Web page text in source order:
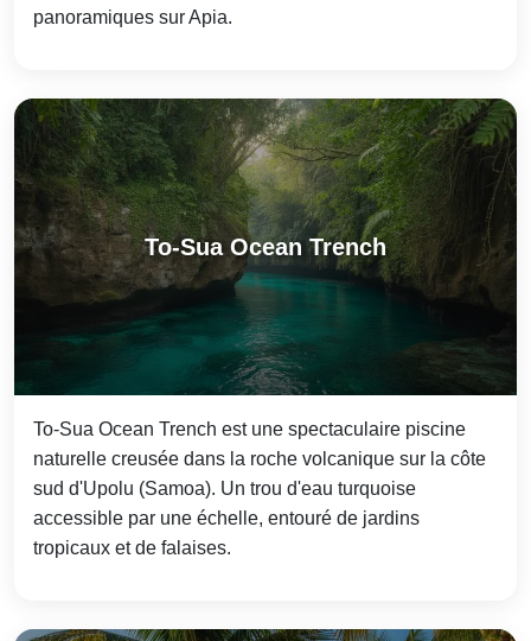
panoramiques sur Apia.
To-Sua Ocean Trench
To-Sua Ocean Trench est une spectaculaire piscine
naturelle creusée dans la roche volcanique sur la côte
sud d'Upolu (Samoa). Un trou d'eau turquoise
accessible par une échelle, entouré de jardins
tropicaux et de falaises.